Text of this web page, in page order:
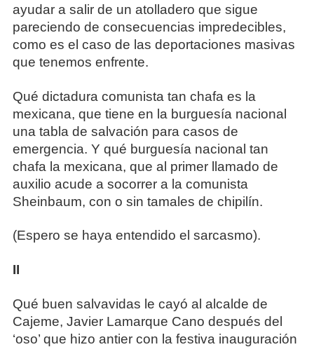
ayudar a salir de un atolladero que sigue
pareciendo de consecuencias impredecibles,
como es el caso de las deportaciones masivas
que tenemos enfrente.
Qué dictadura comunista tan chafa es la
mexicana, que tiene en la burguesía nacional
una tabla de salvación para casos de
emergencia. Y qué burguesía nacional tan
chafa la mexicana, que al primer llamado de
auxilio acude a socorrer a la comunista
Sheinbaum, con o sin tamales de chipilín.
(Espero se haya entendido el sarcasmo).
II
Qué buen salvavidas le cayó al alcalde de
Cajeme, Javier Lamarque Cano después del
‘oso’ que hizo antier con la festiva inauguración